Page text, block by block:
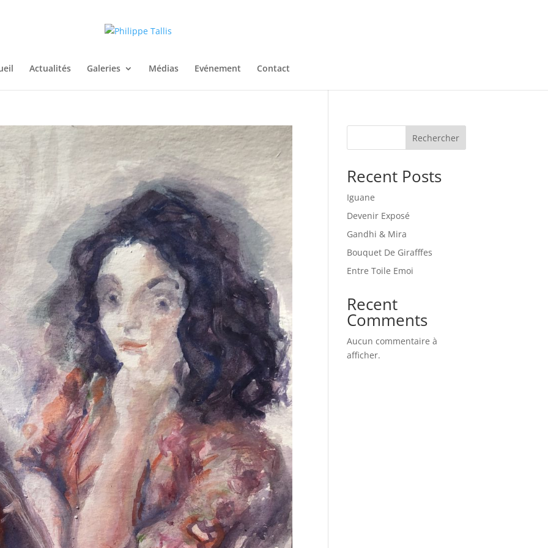
Actualités Galeries Médias Evénement Contact
Rechercher
Recent Posts
Iguane
Devenir Exposé
Gandhi & Mira
Bouquet De Girafffes
Entre Toile Emoi
Recent
Comments
Aucun commentaire à
afficher.